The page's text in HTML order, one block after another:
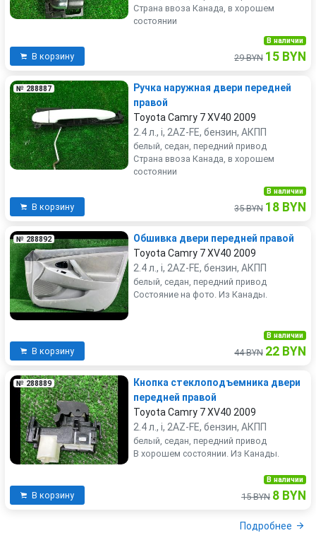
Страна ввоза Канада, в хорошем
состоянии
В корзину
В наличии
29 BYN 15 BYN
№ 288887
Ручка наружная двери передней
правой
Toyota Camry 7 XV40 2009
2.4 л., i, 2AZ-FE, бензин, АКПП
белый, седан, передний привод
Страна ввоза Канада, в хорошем
состоянии
В корзину
В наличии
35 BYN 18 BYN
№ 288892
Обшивка двери передней правой
Toyota Camry 7 XV40 2009
2.4 л., i, 2AZ-FE, бензин, АКПП
белый, седан, передний привод
Состояние на фото. Из Канады.
В корзину
В наличии
44 BYN 22 BYN
№ 288889
Кнопка стеклоподъемника двери
передней правой
Toyota Camry 7 XV40 2009
2.4 л., i, 2AZ-FE, бензин, АКПП
белый, седан, передний привод
В хорошем состоянии. Из Канады.
В корзину
В наличии
15 BYN 8 BYN
Подробнее